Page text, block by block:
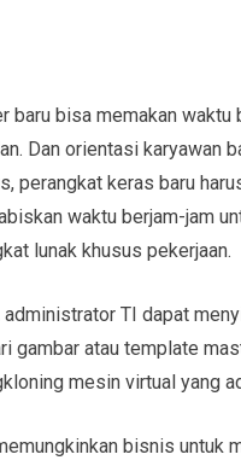
baru bisa memakan waktu
Dan orientasi karyawan
perangkat keras baru
waktu berjam-jam
lunak khusus pekerjaan.
TI dapat
gambar atau template
mesin virtual yang
bisnis untuk